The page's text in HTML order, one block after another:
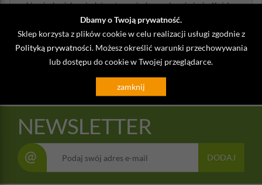
Dbamy o Twoją prywatność.
Sklep korzysta z plików cookie w celu realizacji usługi zgodnie z
Polityką prywatności. Możesz określić warunki przechowywania
lub dostępu do cookie w Twojej przeglądarce.
zamknij
cukierniach, piekarniach i restauracjach na całym świecie. Każda z
naszych form jest wygodna i łatwa w czyszczeniu oraz
przechowywaniu, co jest ich dodatkową zaletą.
Rodzaje form do pieczenia ciast
NEWSLETTER
@ DODAJ